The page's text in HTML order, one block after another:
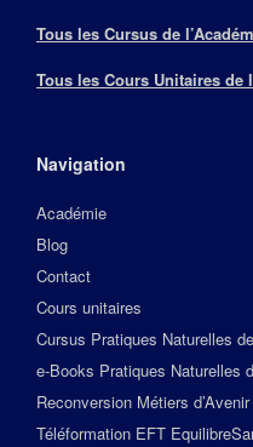
Tous les Cursus de
Tous les Cours Unitaires de
Navigation
Académie
Blog
Contact
Cours unitaires
Cursus Pratiques Naturelles
e-Books Pratiques Naturelles
Reconversion Métiers
Téléformation EFT